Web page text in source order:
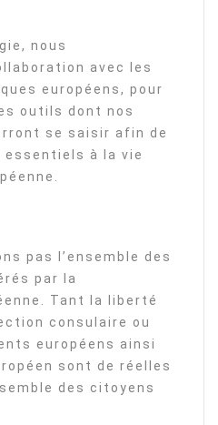
nous
avec les
européens, pour
outils dont nos
se saisir afin de
à la vie
pas l’ensemble des
par la
Tant la liberté
consulaire ou
européens ainsi
sont de réelles
des citoyens